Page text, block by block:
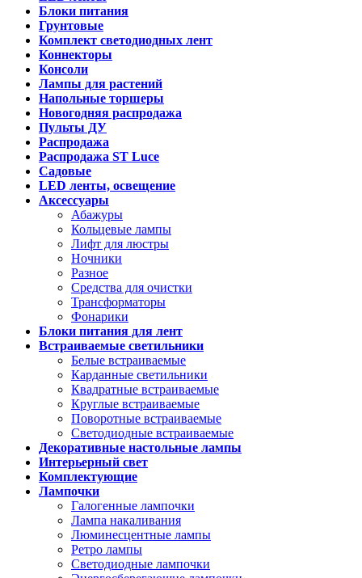
Блоки питания
Грунтовые
Комплект светодиодных лент
Коннекторы
Консоли
Лампы для растений
Напольные торшеры
Новогодняя распродажа
Пульты ДУ
Распродажа
Распродажа ST Luce
Садовые
LED ленты, освещение
Аксессуары
Абажуры
Кольцевые лампы
Лифт для люстры
Ночники
Разное
Средства для очистки
Трансформаторы
Фонарики
Блоки питания для лент
Встраиваемые светильники
Белые встраиваемые
Карданные светильники
Квадратные встраиваемые
Круглые встраиваемые
Поворотные встраиваемые
Светодиодные встраиваемые
Декоративные настольные лампы
Интерьерный свет
Комплектующие
Лампочки
Галогенные лампочки
Лампа накаливания
Люминесцентные лампы
Ретро лампы
Светодиодные лампочки